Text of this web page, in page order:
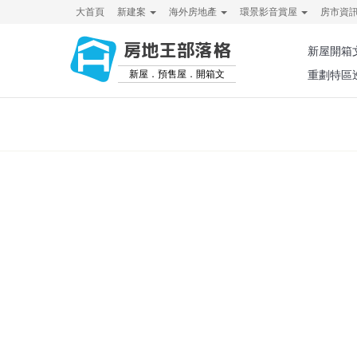
大首頁 新建案 海外房地產 環景影音賞屋 房市資
房地王部落格
新屋．預售屋．開箱文
新屋開箱
重劃特區